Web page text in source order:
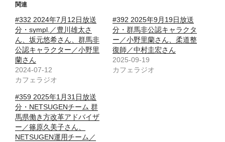
関連
#332 2024年7月12日放送
分・sympl.／豊川雄太さ
ん、坂元悠希さん、群馬非
公認キャラクター／小野里
蘭さん
2024-07-12
カフェラジオ
#392 2025年9月19日放送
分・群馬非公認キャラクタ
ー／小野里蘭さん、柔道整
復師／中村圭宏さん
2025-09-19
カフェラジオ
#359 2025年1月31日放送
分・NETSUGENチーム 群
馬県働き方改革アドバイザ
ー／篠原久美子さん、
NETSUGEN運用チーム／